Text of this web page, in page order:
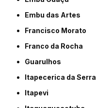
Embu das Artes
Francisco Morato
Franco da Rocha
Guarulhos
Itapecerica da Serra
Itapevi